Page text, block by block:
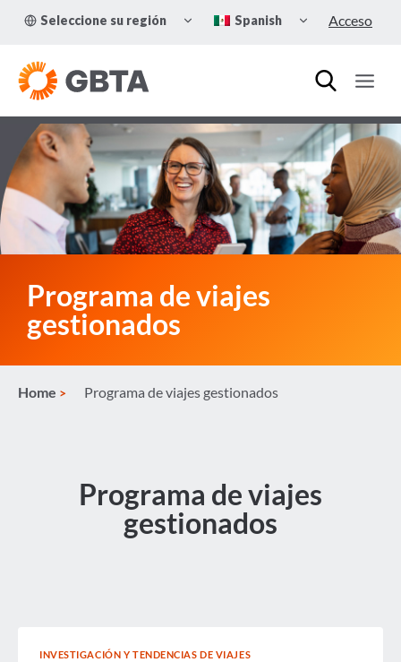
Seleccione su región
TOGGLE
CHILD
Spanish
CHILDAcceso
Programa de viajes
gestionados
Home Programa de viajes gestionados
Programa de viajes
gestionados
INVESTIGACIÓN Y TENDENCIAS DE VIAJES